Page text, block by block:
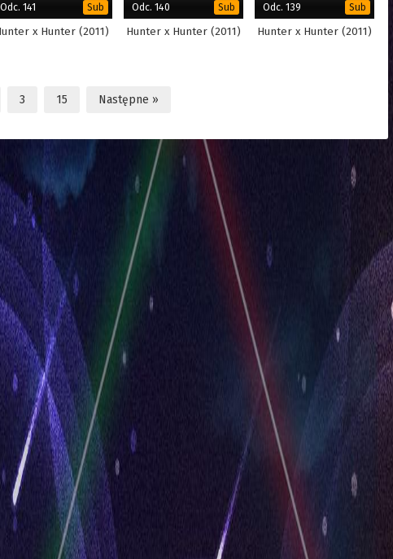
Odc. 141 Sub
x Hunter (2011)
Odc. 140 Sub
Hunter x Hunter (2011)
Odc. 139 Sub
Hunter x Hunter (2011)
3 15 Następne »